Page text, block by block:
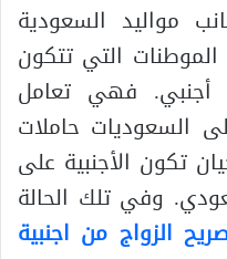
مواليد السعودية
التي تتكون
أجنبي. فهي تعامل
السعوديات حاملات
تكون الأجنبية على
وفي تلك الحالة
الزواج من اجنبية